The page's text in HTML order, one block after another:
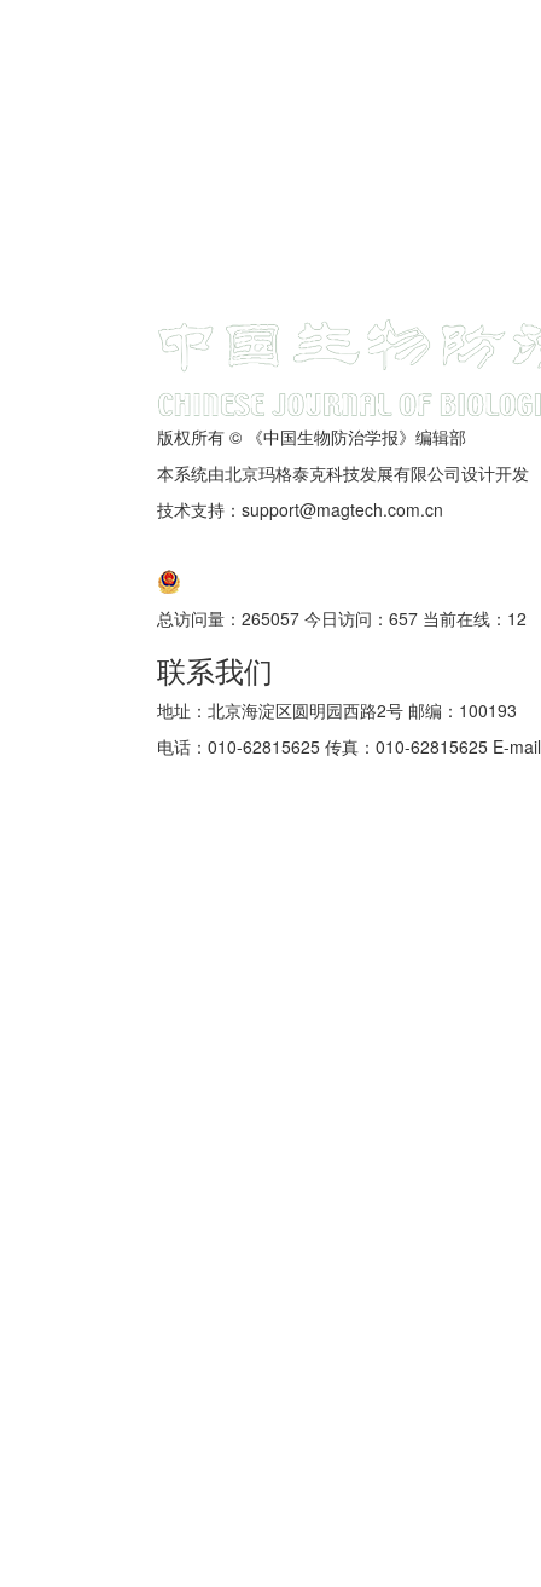
版权所有 © 《中国生物防治学报》编辑部
本系统由北京玛格泰克科技发展有限公司设计开发
技术支持：support@magtech.com.cn
总访问量： 265057 今日访问： 657 当前在线： 12
联系我们
地址：北京海淀区圆明园西路2号 邮编：100193
电话：010-62815625 传真：010-62815625 E-